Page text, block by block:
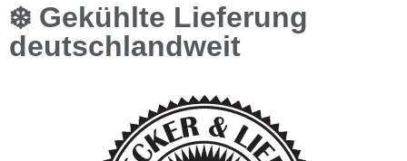
❄️ Gekühlte Lieferung
deutschlandweit